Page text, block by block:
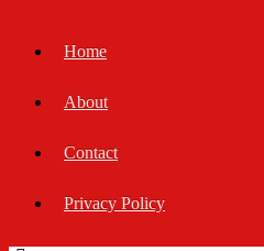
Home
About
Contact
Privacy Policy